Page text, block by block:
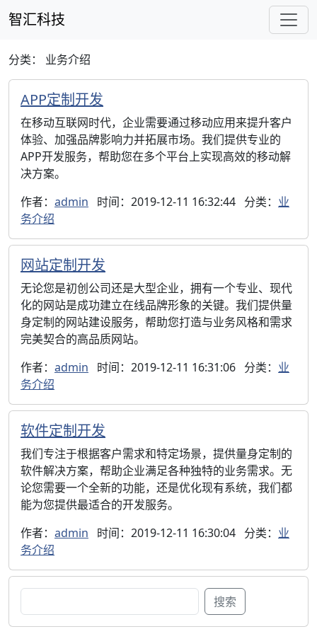
智汇科技
分类： 业务介绍
APP定制开发
在移动互联网时代，企业需要通过移动应用来提升客户
体验、加强品牌影响力并拓展市场。我们提供专业的
APP开发服务，帮助您在多个平台上实现高效的移动解
决方案。
作者： admin 时间：2019-12-11 16:32:44 分类： 业
务介绍
网站定制开发
无论您是初创公司还是大型企业，拥有一个专业、现代
化的网站是成功建立在线品牌形象的关键。我们提供量
身定制的网站建设服务，帮助您打造与业务风格和需求
完美契合的高品质网站。
作者： admin 时间：2019-12-11 16:31:06 分类： 业
务介绍
软件定制开发
我们专注于根据客户需求和特定场景，提供量身定制的
软件解决方案，帮助企业满足各种独特的业务需求。无
论您需要一个全新的功能，还是优化现有系统，我们都
能为您提供最适合的开发服务。
作者： admin 时间：2019-12-11 16:30:04 分类： 业
务介绍
索：
搜索